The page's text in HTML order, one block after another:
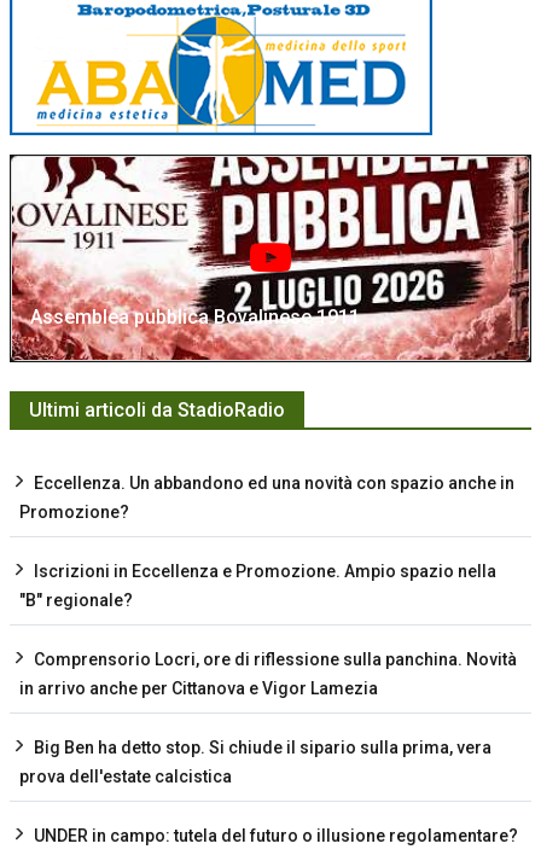
Assemblea pubblica Bovalinese 1911
Ultimi articoli da StadioRadio
Eccellenza. Un abbandono ed una novità con spazio anche in
Promozione?
Iscrizioni in Eccellenza e Promozione. Ampio spazio nella
"B" regionale?
Comprensorio Locri, ore di riflessione sulla panchina. Novità
in arrivo anche per Cittanova e Vigor Lamezia
Big Ben ha detto stop. Si chiude il sipario sulla prima, vera
prova dell'estate calcistica
UNDER in campo: tutela del futuro o illusione regolamentare?